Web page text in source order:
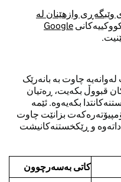
وێبگەڕی وازهێنان لە
Google
چاوت بە بانەرێک
قبووڵ بکەیت، ڕەتیان
بکەیەوە. ئێمە
بزانێت چاوت
و ڕێکخستنەکانیشت
کاتی بەسەرچوون